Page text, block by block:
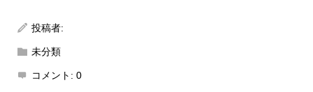
投稿者:
未分類
コメント: 0